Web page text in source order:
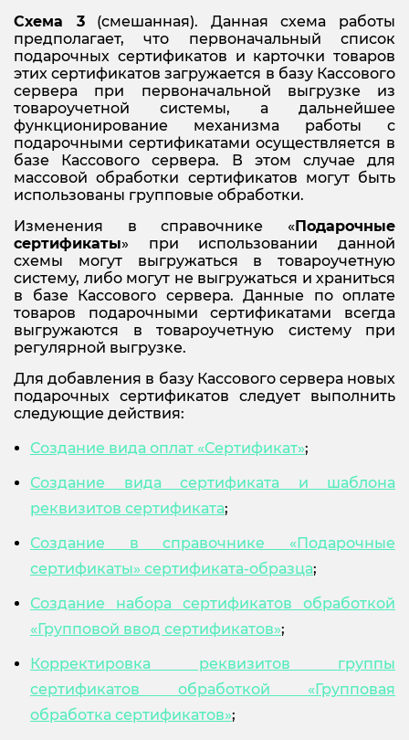
Схема 3(смешанная). Данная схема работы
предполагает, что первоначальный список
подарочных сертификатов и карточки товаров
этих сертификатов загружается в базу Кассового
сервера при первоначальной выгрузке из
товароучетной системы, а дальнейшее
функционирование механизма работы с
подарочными сертификатами осуществляется в
базе Кассового сервера. В этом случае для
массовой обработки сертификатов могут быть
использованы групповые обработки.
Изменения в справочнике « П одарочные
сертификаты» при использовании данной
схемы могут выгружаться в товароучетную
систему, либо могут не выгружаться и храниться
в базе Кассового сервера. Данные по оплате
товаров подарочными сертификатами всегда
выгружаются в товароучетную систему при
регулярной выгрузке.
Для добавления в базу Кассового сервера новых
подарочных сертификатов следует выполнить
следующие действия:
Создание вида оплат «Сертификат»;
Создание вида сертификата и шаблона
реквизитов сертификата;
Создание в справочнике «Подарочные
сертификаты» сертификата-образца;
Создание набора сертификатов обработкой
«Групповой ввод сертификатов»;
Корректировка реквизитов группы
сертификатов обработкой «Групповая
обработка сертификатов»;